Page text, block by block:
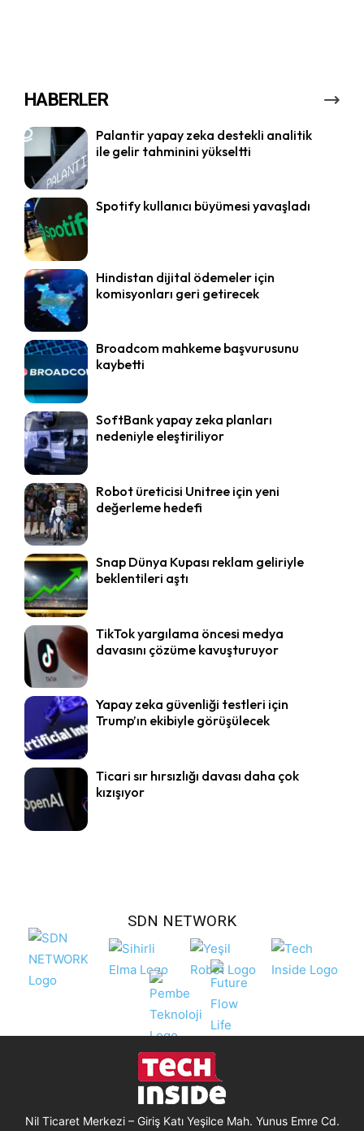
HABERLER
Palantir yapay zeka destekli analitik
ile gelir tahminini yükseltti
Spotify kullanıcı büyümesi yavaşladı
Hindistan dijital ödemeler için
komisyonları geri getirecek
Broadcom mahkeme başvurusunu
kaybetti
SoftBank yapay zeka planları
nedeniyle eleştiriliyor
Robot üreticisi Unitree için yeni
değerleme hedefi
Snap Dünya Kupası reklam geliriyle
beklentileri aştı
TikTok yargılama öncesi medya
davasını çözüme kavuşturuyor
Yapay zeka güvenliği testleri için
Trump’ın ekibiyle görüşülecek
Ticari sır hırsızlığı davası daha çok
kızışıyor
SDN NETWORK
Nil Ticaret Merkezi – Giriş Katı Yeşilce Mah. Yunus Emre Cd.